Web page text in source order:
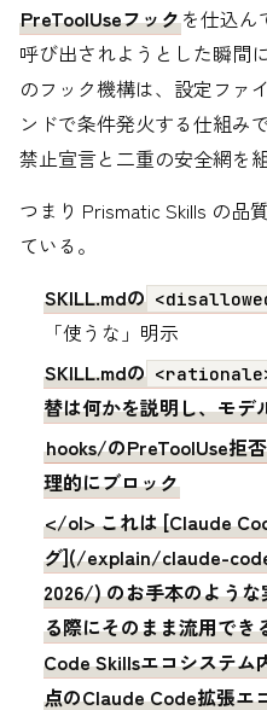
PreToolUseフックを仕込ん
呼び出されようとした瞬間
のフック機構は、設定ファ
ンドで条件発火する仕組み
禁止宣言と二重の安全網を
つまり Prismatic Skills の品
ている。
SKILL.mdの
「使うな」明示
SKILL.mdの
替は何かを説明し、モ
hooks/のPreToolUse拒否
理的にブロック
</ol> これは [Claude
グ](/explain/claude-
2026/) のお手本のよう
る際にそのまま流用で
Code Skillsエコシステム
点のClaude Code拡張エ